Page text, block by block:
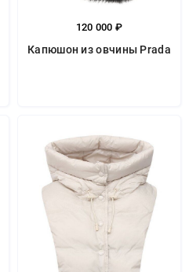
120 000 ₽
Капюшон из овчины Prada